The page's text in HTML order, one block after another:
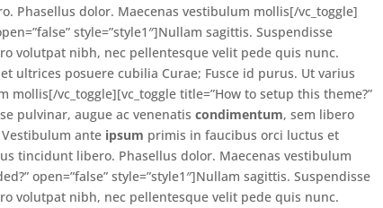
Phasellus dolor. Maecenas vestibulum mollis[/vc_toggle]
style=”style1″]Nullam sagittis. Suspendisse
volutpat nibh, nec pellentesque velit pede quis nunc.
ultrices posuere cubilia Curae; Fusce id purus. Ut varius
vc_toggle][vc_toggle title=”How to setup this theme?”
pulvinar, augue ac venenatiscondimentum, sem libero
ante ipsum primis in faucibus orci luctus et
tincidunt libero. Phasellus dolor. Maecenas vestibulum
open=”false” style=”style1″]Nullam sagittis. Suspendisse
volutpat nibh, nec pellentesque velit pede quis nunc.